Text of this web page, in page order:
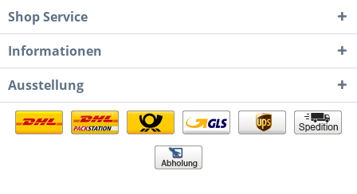
Shop Service
Informationen
Ausstellung